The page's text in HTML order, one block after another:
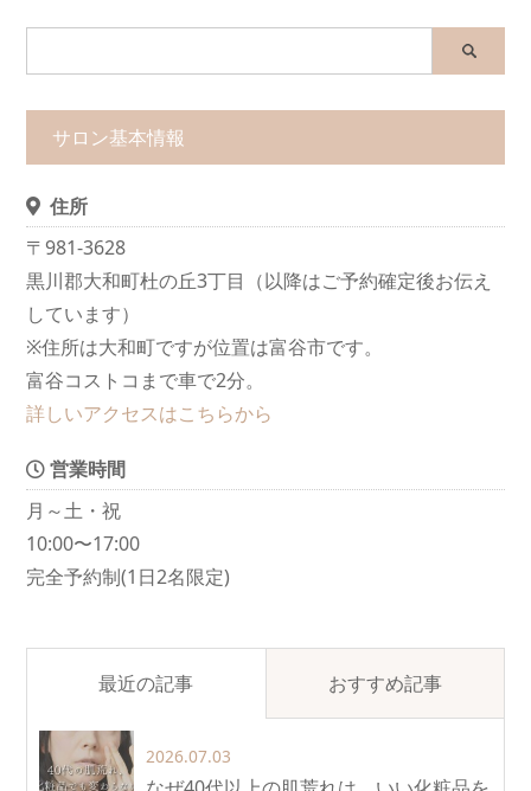
サロン基本情報
住所
〒981-3628
黒川郡大和町杜の丘3丁目（以降はご予約確定後お伝え
しています）
※住所は大和町ですが位置は富谷市です。
富谷コストコまで車で2分。
詳しいアクセスはこちらから
営業時間
月～土・祝
10:00〜17:00
完全予約制(1日2名限定)
最近の記事 おすすめ記事
2026.07.03